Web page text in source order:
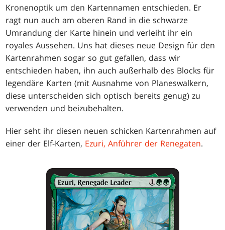
Kronenoptik um den Kartennamen entschieden. Er
ragt nun auch am oberen Rand in die schwarze
Umrandung der Karte hinein und verleiht ihr ein
royales Aussehen. Uns hat dieses neue Design für den
Kartenrahmen sogar so gut gefallen, dass wir
entschieden haben, ihn auch außerhalb des Blocks für
legendäre Karten (mit Ausnahme von Planeswalkern,
diese unterscheiden sich optisch bereits genug) zu
verwenden und beizubehalten.
Hier seht ihr diesen neuen schicken Kartenrahmen auf
einer der Elf-Karten, Ezuri, Anführer der Renegaten.